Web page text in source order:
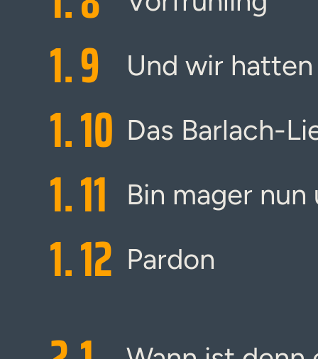
1.9 Und wir
1.10 Das Barlach-
1.11 Bin mager
1.12 Pardon